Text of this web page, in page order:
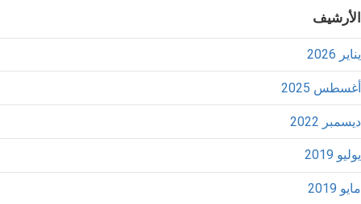
الأرشيف
يناير 2026
أغسطس 2025
ديسمبر 2022
يوليو 2019
مايو 2019